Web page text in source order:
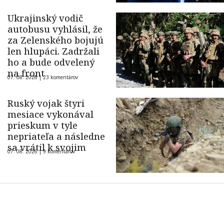
Ukrajinský vodič
autobusu vyhlásil, že
za Zelenského bojujú
len hlupáci. Zadržali
ho a bude odvelený
na front
07. 08. 2026 |23 komentárov
Ruský vojak štyri
mesiace vykonával
prieskum v tyle
nepriateľa a následne
sa vrátil k svojim
07. 08. 2026 |9 komentárov